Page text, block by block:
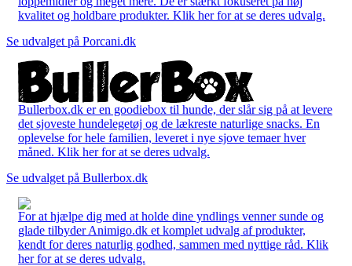
kvalitet og holdbare produkter. Klik her for at se deres udvalg.
Se udvalget på Porcani.dk
Bullerbox.dk er en goodiebox til hunde, der slår sig på at levere
det sjoveste hundelegetøj og de lækreste naturlige snacks. En
oplevelse for hele familien, leveret i nye sjove temaer hver
måned. Klik her for at se deres udvalg.
Se udvalget på Bullerbox.dk
For at hjælpe dig med at holde dine yndlings venner sunde og
glade tilbyder Animigo.dk et komplet udvalg af produkter,
kendt for deres naturlig godhed, sammen med nyttige råd. Klik
her for at se deres udvalg.